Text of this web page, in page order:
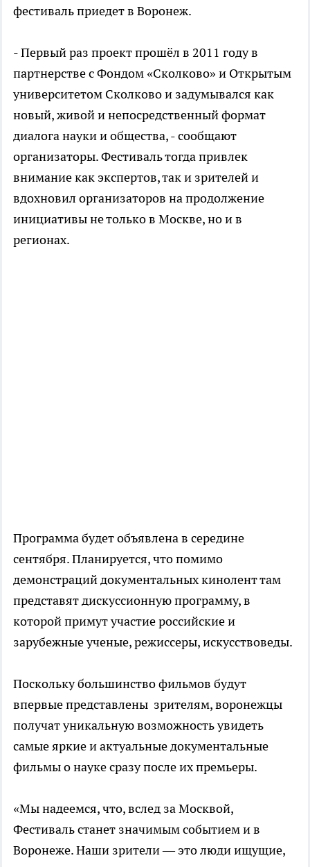
фестиваль приедет в Воронеж.
- Первый раз проект прошёл в 2011 году в
партнерстве с Фондом «Сколково» и Открытым
университетом Сколково и задумывался как
новый, живой и непосредственный формат
диалога науки и общества, - сообщают
организаторы. Фестиваль тогда привлек
внимание как экспертов, так и зрителей и
вдохновил организаторов на продолжение
инициативы не только в Москве, но и в
регионах.
Программа будет объявлена в середине
сентября. Планируется, что помимо
демонстраций документальных кинолент там
представят дискуссионную программу, в
которой примут участие российские и
зарубежные ученые, режиссеры, искусствоведы.
Поскольку большинство фильмов будут
впервые представлены зрителям, воронежцы
получат уникальную возможность увидеть
самые яркие и актуальные документальные
фильмы о науке сразу после их премьеры.
«Мы надеемся, что, вслед за Москвой,
Фестиваль станет значимым событием и в
Воронеже. Наши зрители — это люди ищущие,